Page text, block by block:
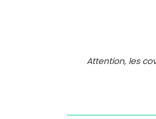
Attention, les